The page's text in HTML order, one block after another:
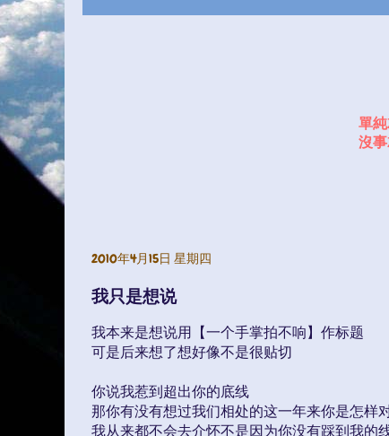
單
沒
2010年4月15日 星期四
我只是想说
我本来是想说用【一个手掌拍不响】作标题
可是后来想了想好像不是很贴切
你说我惹到超出你的底线
那你有没有想过我们相处的这一年来你是怎样
我从来都不会去介怀不是因为你没有踩到我的